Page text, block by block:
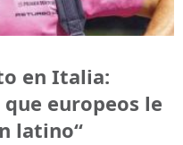
en Italia:
europeos le
latino“